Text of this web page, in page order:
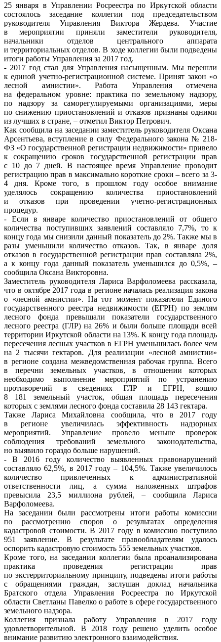
25 января в Управлении Росреестра по Иркутской области
состоялось заседание коллегии под председательством
руководителя Управления Виктора Жердева. Участие
в мероприятии приняли заместители руководителя,
начальники отделов центрального аппарата
и территориальных отделов. В ходе коллегии были подведены
итоги работы Управления за 2017 год.
- 2017 год стал для Управления насыщенным. Мы перешли
к единой учетно-регистрационной системе. Принят закон «о
лесной амнистии». Работа Управления отмечена
на федеральном уровне: практика по земельному надзору,
по надзору за саморегулируемыми организациями, меры
по снижению приостановлений и отказов признаны одними
из лучших в стране, – отметил Виктор Петрович.
Как сообщила на заседании заместитель руководителя Оксана
Арсентьева, вступление в силу Федерального закона № 218-
ФЗ «О государственной регистрации недвижимости» привело
к сокращению сроков государственной регистрации прав
с 10 до 7 дней. В настоящее время Управление проводит
регистрацию прав в максимально короткие сроки – всего за 3-
4 дня. Кроме того, в прошлом году особое внимание
уделялось сокращению количества приостановлений
и отказов при проведении учетно-регистрационных
процедур.
- Если в январе количество приостановлений от общего
количества поступивших заявлений составляло 7,7%, то к
концу года мы снизили данный показатель до 2%. Также мы в
разы уменьшили количество отказов. Так, в январе доля
отказов в государственной регистрации прав составляла 2%,
а к концу года данный показатель уменьшился до 0,5%, –
сообщила Оксана Викторовна.
Заместитель руководителя Лариса Варфоломеева рассказала,
что в октябре 2017 года в регионе началась реализация закона
о «лесной амнистии». На тот момент показатели Единого
государственного реестра недвижимости (ЕГРН) по землям
лесного фонда превышали показатели государственного
лесного реестра (ГЛР) на 26% и были больше площади всей
территории Иркутской области на 13%. К концу года площадь
пересечения лесных участков в ЕГРН уменьшилась более чем
на 2 тысячи гектаров. Для реализации «лесной амнистии»
в регионе создана межведомственная рабочая группа. Всего
в перечни земельных участков, в отношении которых
необходимо выполнение мероприятий по устранению
противоречий в сведениях ГЛР и ЕГРН, вошло
8 181 земельный участок, общая площадь пересечения
которых с землями лесного фонда составила 28 143 гектара.
Также Лариса Михайловна сообщила, что в 2017 году
в регионе увеличилась эффективность надзорных
мероприятий. Управление провело меньше проверок
соблюдения требований земельного законодательства,
но выявило гораздо больше нарушений.
- В 2016 году количество выявленных правонарушений
составляло 62,5%, в 2017 году – 104,5%. Также увеличилось
количество привлеченных к административной
ответственности лиц, а сумма наложенных штрафов
превысила 23,5 миллиона рублей, – сообщила Лариса
Варфоломеева.
На заседании были рассмотрены итоги работы комиссии
по рассмотрению споров о результатах определения
кадастровой стоимости. В 2017 году в комиссию поступило
951 заявление. В результате правообладателям удалось
оспорить кадастровую стоимость 555 земельных участков.
Кроме того, на заседании коллегии была проанализирована
практика проведения регистрации прав
по экстерриториальному принципу, подведены итоги работы
с обращениями граждан, заслушан доклад начальника
Братского отдела Управления Росреестра по Иркутской
области Светланы Павелко о работе в сфере государственного
земельного надзора.
Коллегия признала работу Управления в 2017 году
удовлетворительной. В 2018 году решено уделить особое
внимание развитию электронного взаимодействия.